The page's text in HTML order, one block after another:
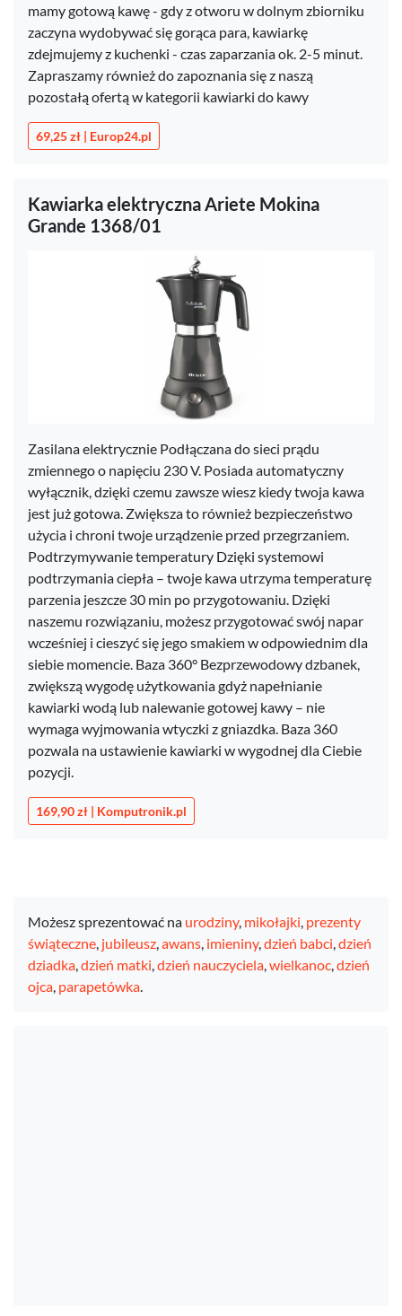
mamy gotową kawę - gdy z otworu w dolnym zbiorniku
zaczyna wydobywać się gorąca para, kawiarkę
zdejmujemy z kuchenki - czas zaparzania ok. 2-5 minut.
Zapraszamy również do zapoznania się z naszą
pozostałą ofertą w kategorii kawiarki do kawy
69,25 zł | Europ24.pl
Kawiarka elektryczna Ariete Mokina
Grande 1368/01
Zasilana elektrycznie Podłączana do sieci prądu
zmiennego o napięciu 230 V. Posiada automatyczny
wyłącznik, dzięki czemu zawsze wiesz kiedy twoja kawa
jest już gotowa. Zwiększa to również bezpieczeństwo
użycia i chroni twoje urządzenie przed przegrzaniem.
Podtrzymywanie temperatury Dzięki systemowi
podtrzymania ciepła – twoje kawa utrzyma temperaturę
parzenia jeszcze 30 min po przygotowaniu. Dzięki
naszemu rozwiązaniu, możesz przygotować swój napar
wcześniej i cieszyć się jego smakiem w odpowiednim dla
siebie momencie. Baza 360° Bezprzewodowy dzbanek,
zwiększą wygodę użytkowania gdyż napełnianie
kawiarki wodą lub nalewanie gotowej kawy – nie
wymaga wyjmowania wtyczki z gniazdka. Baza 360
pozwala na ustawienie kawiarki w wygodnej dla Ciebie
pozycji.
169,90 zł | Komputronik.pl
Możesz sprezentować na urodziny, mikołajki, prezenty
świąteczne, jubileusz,awans, imieniny,dzień babci,dzień
dziadka,dzień matki,dzień nauczyciela,wielkanoc,dzień
ojca, parapetówka.